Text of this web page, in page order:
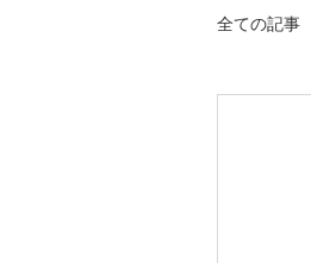
全ての記事
フ